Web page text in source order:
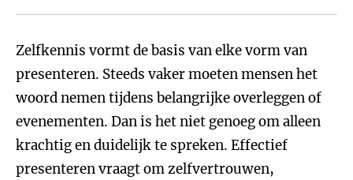
Zelfkennis vormt de basis van elke vorm van
presenteren. Steeds vaker moeten mensen het
woord nemen tijdens belangrijke overleggen of
evenementen. Dan is het niet genoeg om alleen
krachtig en duidelijk te spreken. Effectief
presenteren vraagt om zelfvertrouwen,